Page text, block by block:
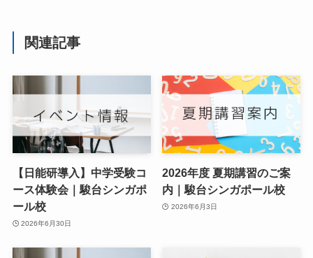
関連記事
【日能研導入】中学受験コ
ース体験会｜駿台シンガポ
ール校
2026年6月30日
2026年度 夏期講習のご案
内｜駿台シンガポール校
2026年6月3日